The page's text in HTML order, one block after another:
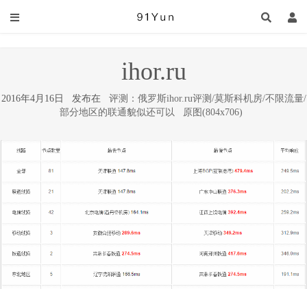
ihor.ru
2016年4月16日 发布在 评测：俄罗斯ihor.ru评测/莫斯科机房/不限流量/
部分地区的联通貌似还可以
原图(804x706)